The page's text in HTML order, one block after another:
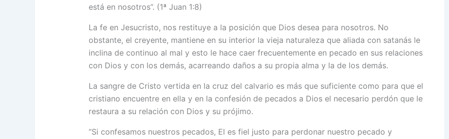
está en nosotros”. (1ª Juan 1:8)
La fe en Jesucristo, nos restituye a la posición que Dios desea para nosotros. No
obstante, el creyente, mantiene en su interior la vieja naturaleza que aliada con satanás le
inclina de continuo al mal y esto le hace caer frecuentemente en pecado en sus relaciones
con Dios y con los demás, acarreando daños a su propia alma y la de los demás.
La sangre de Cristo vertida en la cruz del calvario es más que suficiente como para que el
cristiano encuentre en ella y en la confesión de pecados a Dios el necesario perdón que le
restaura a su relación con Dios y su prójimo.
“Si confesamos nuestros pecados, El es fiel justo para perdonar nuestro pecado y